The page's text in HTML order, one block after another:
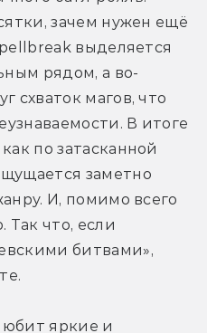
зачем нужен ещё
выделяется
рядом, а во-
схваток магов, что
В итоге
по затасканной
заметно
И, помимо всего
Так что, если
битвами»,
яркие и